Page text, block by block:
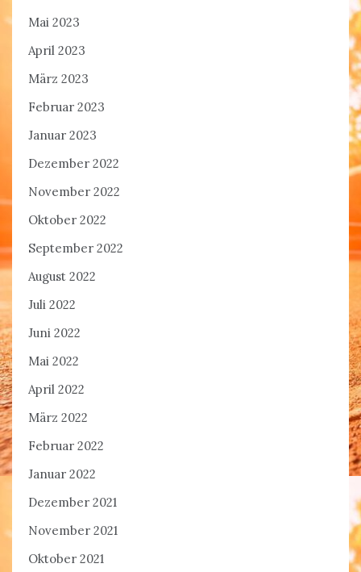
Mai 2023
April 2023
März 2023
Februar 2023
Januar 2023
Dezember 2022
November 2022
Oktober 2022
September 2022
August 2022
Juli 2022
Juni 2022
Mai 2022
April 2022
März 2022
Februar 2022
Januar 2022
Dezember 2021
November 2021
Oktober 2021